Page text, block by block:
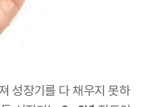
성장기를 다 채우지 못하